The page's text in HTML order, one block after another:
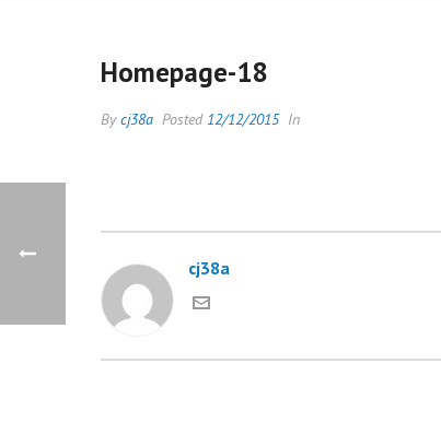
Homepage-18
Bycj38a Posted 12/12/2015 In
cj38a